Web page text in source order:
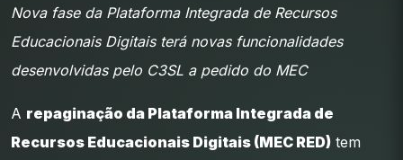
Nova fase da Plataforma Integrada de Recursos
Educacionais Digitais terá novas funcionalidades
desenvolvidas pelo C3SL a pedido do MEC
A repaginação da Plataforma Integrada de
Recursos Educacionais Digitais (MEC RED) tem